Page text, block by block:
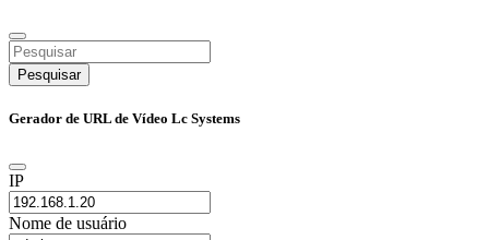
Pesquisar
Gerador de URL de Vídeo Lc Systems
IP
Nome de usuário